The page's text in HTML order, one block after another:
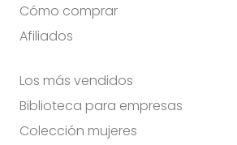
Cómo comprar
Afiliados
Los más vendidos
Biblioteca para empresas
Colección mujeres